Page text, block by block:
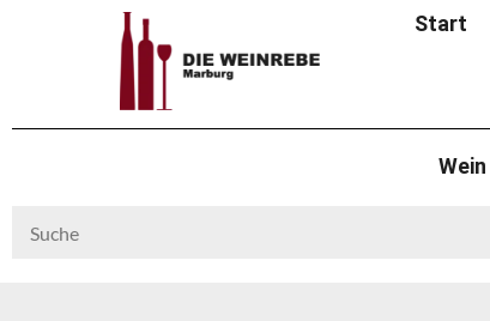
Start
Wein